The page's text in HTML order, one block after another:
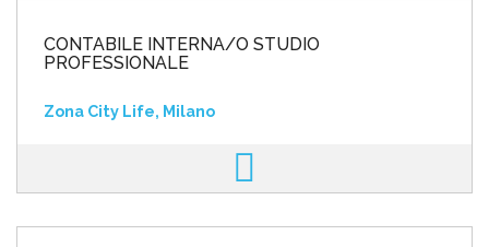
CONTABILE INTERNA/O STUDIO
PROFESSIONALE
Zona City Life, Milano